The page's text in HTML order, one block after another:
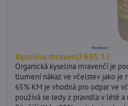
Kyselina mravenčí 65% 1 l
Organická kyselina mravenčí je
tlumení nákaz ve včelstev jako je
65% KM je vhodná pro odpar ve
používá se tedy z pravidla v létě